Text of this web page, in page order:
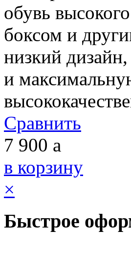
обувь
боксом и
низкий
и
Сравнить
7 900 a
в корзину
×
Быстрое